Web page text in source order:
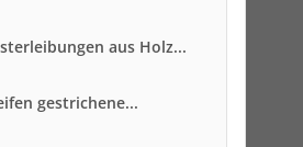
aus Holz...
gestrichene...